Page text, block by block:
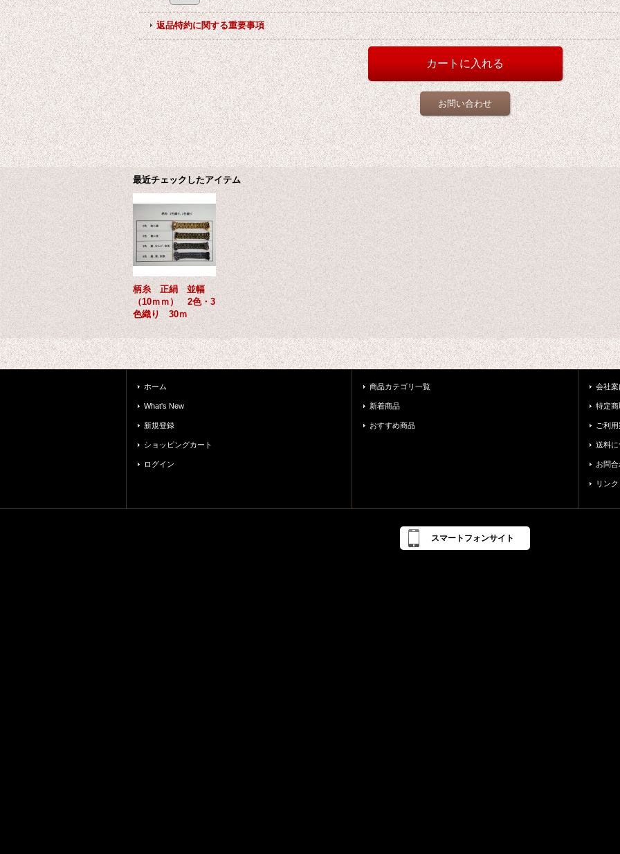
返品特約に関する重要事項
お問い合わせ
最近チェックしたアイテム
柄糸 正絹 並幅
（10ｍｍ） 2色・3
色織り 30ｍ
ホーム
What's New
新規登録
ショッピングカート
ログイン
商品カテゴリ一覧
新着商品
おすすめ商品
会社案
特定
ご利
送料
お問
リンク
スマートフォンサイト